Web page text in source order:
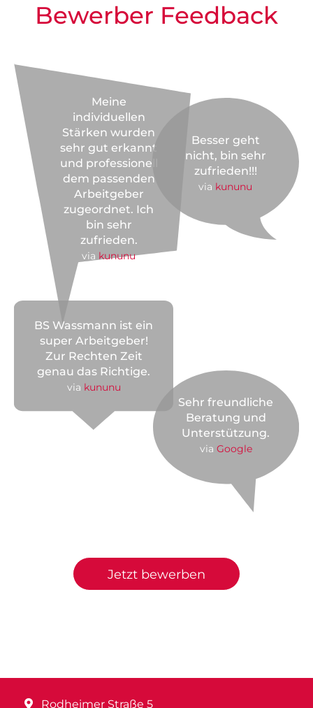
Bewerber Feedback
Meine
individuellen
Stärken wurden
sehr gut erkannt
und professionell
dem passenden
Arbeitgeber
zugeordnet. Ich
bin sehr
zufrieden.
via kununu
Besser geht
nicht, bin sehr
zufrieden!!!
via kununu
BS Wassmann ist ein
super Arbeitgeber!
Zur Rechten Zeit
genau das Richtige.
via kununu
Sehr freundliche
Beratung und
Unterstützung.
via Google
Jetzt bewerben
Rodheimer Straße 5